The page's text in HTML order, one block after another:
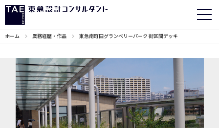
ホーム 業務経歴・作品 東急南町田グランベリーパーク 街区間デッキ